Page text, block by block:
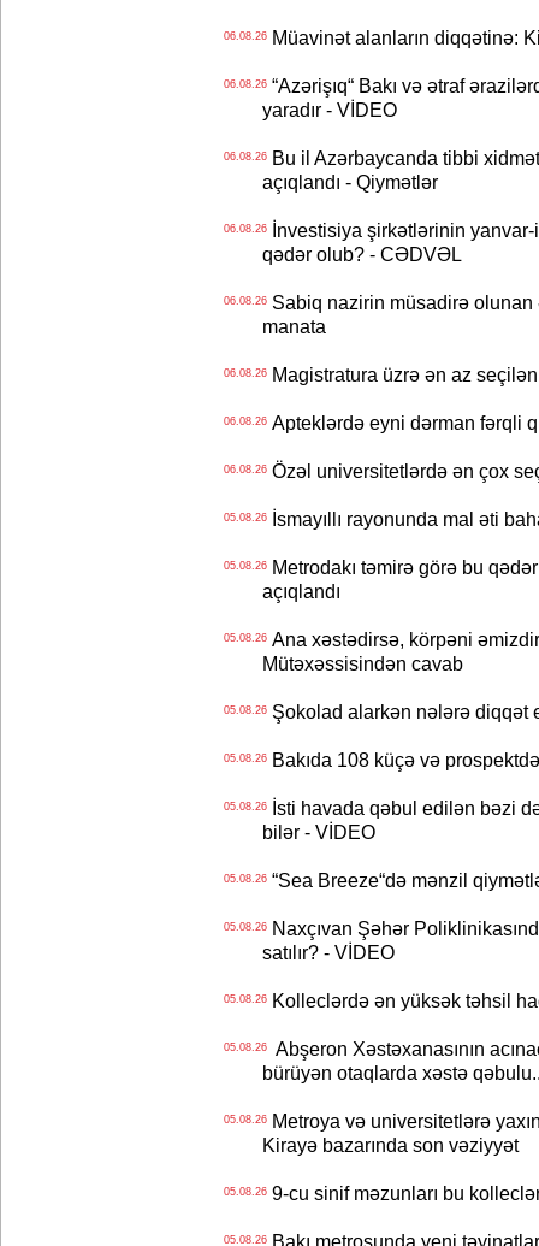
06.08.26Müavinət alanların diqqətinə:
06.08.26“Azərişıq“ Bakı və ətraf
yaradır - VİDEO
06.08.26Bu il Azərbaycanda tibbi
açıqlandı - Qiymətlər
06.08.26İnvestisiya şirkətlərinin yanvar-
qədər olub? - CƏDVƏL
06.08.26Sabiq nazirin müsadirə olunan
manata
06.08.26Magistratura üzrə ən az
06.08.26Apteklərdə eyni dərman fərqli
06.08.26Özəl universitetlərdə ən çox
05.08.26İsmayıllı rayonunda mal əti
05.08.26Metrodakı təmirə görə bu
açıqlandı
05.08.26Ana xəstədirsə, körpəni
Mütəxəssisindən cavab
05.08.26Şokolad alarkən nələrə diqqət
05.08.26Bakıda 108 küçə və
05.08.26İsti havada qəbul edilən bəzi
bilər - VİDEO
05.08.26“Sea Breeze“də mənzil
05.08.26Naxçıvan Şəhər
satılır? - VİDEO
05.08.26Kolleclərdə ən yüksək təhsil
05.08.26Abşeron Xəstəxanasının
bürüyən otaqlarda xəstə
05.08.26Metroya və universitetlərə
Kirayə bazarında son vəziyyət
05.08.269-cu sinif məzunları bu
05.08.26Bakı metrosunda yeni